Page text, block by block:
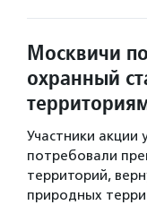
Москвичи
охранный
Участники
потребовали
территорий,
природных